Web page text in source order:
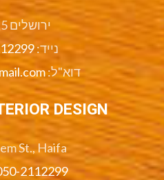
ירושלים 5, חיפה
נייד:
דוא"ל:
DESIGN
St., Haifa
2112299